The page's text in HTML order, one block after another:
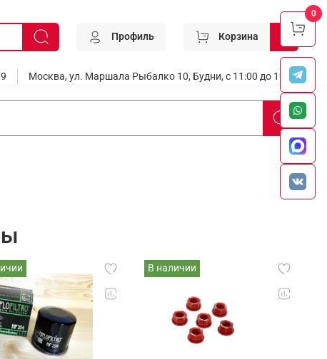
Профиль Корзина
Москва, ул. Маршала Рыбалко 10, Будни, с 11:00 до 19:00
В наличии
0